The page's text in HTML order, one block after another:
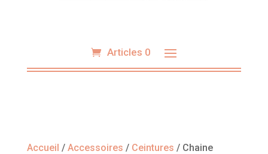
Articles 0
Accueil / Accessoires / Ceintures / Chaine